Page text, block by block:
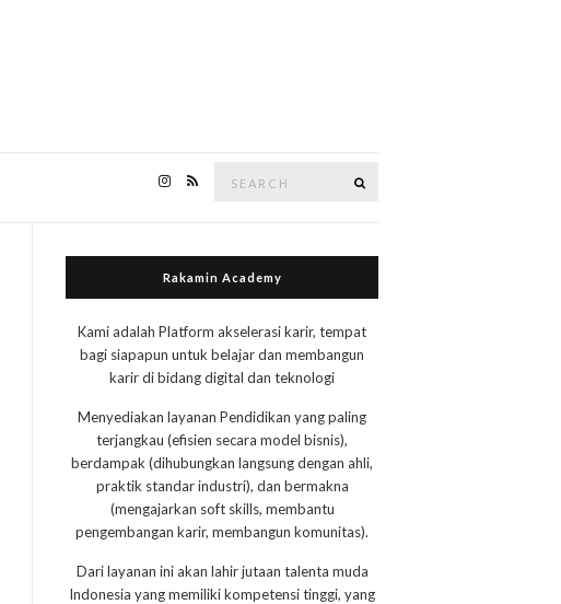
Rakamin Academy
Kami adalah Platform akselerasi karir, tempat
bagi siapapun untuk belajar dan membangun
karir di bidang digital dan teknologi
Menyediakan layanan Pendidikan yang paling
terjangkau (efisien secara model bisnis),
berdampak (dihubungkan langsung dengan ahli,
praktik standar industri), dan bermakna
(mengajarkan soft skills, membantu
pengembangan karir, membangun komunitas).
Dari layanan ini akan lahir jutaan talenta muda
Indonesia yang memiliki kompetensi tinggi, yang